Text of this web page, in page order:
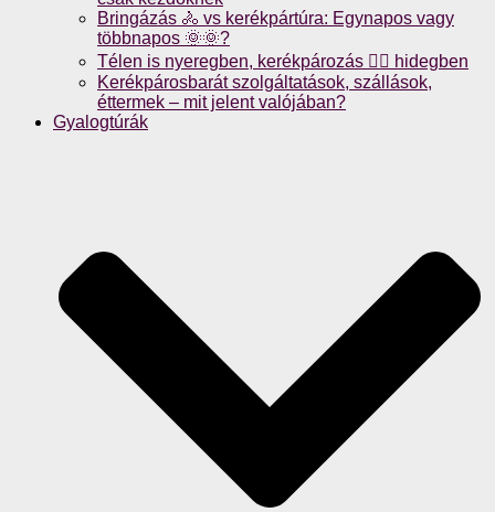
Bringázás 🚴 vs kerékpártúra: Egynapos vagy
többnapos 🌞🌞?
Télen is nyeregben, kerékpározás 🚴‍♀️ hidegben
Kerékpárosbarát szolgáltatások, szállások,
éttermek – mit jelent valójában?
Gyalogtúrák